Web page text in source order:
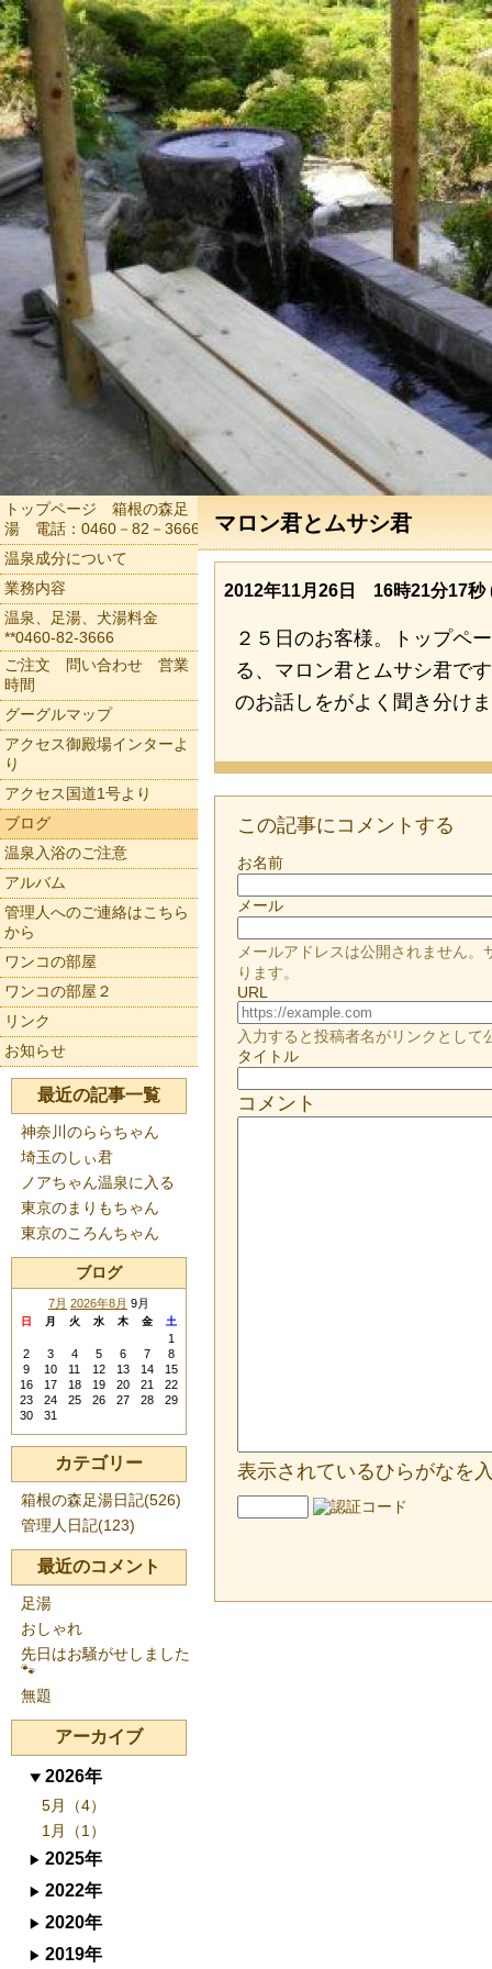
マロン君とムサシ君
2012年11月26日 16時21分17秒
２５日のお客様。トップペ
る、マロン君とムサシ君で
のお話しをがよく聞き分け
この記事にコメントする
お名前
メール
メールアドレスは公開されません
ります。
URL
入力すると投稿者名がリンクとして
タイトル
コメント
表示されているひらがなを
トップページ 箱根の森足
湯 電話：0460－82－3666
温泉成分について
業務内容
温泉、足湯、犬湯料金
**0460-82-3666
ご注文 問い合わせ 営業
時間
グーグルマップ
アクセス御殿場インターよ
り
アクセス国道1号より
ブログ
温泉入浴のご注意
アルバム
管理人へのご連絡はこちら
から
ワンコの部屋
ワンコの部屋２
リンク
お知らせ
最近の記事一覧
神奈川のららちゃん
埼玉のしぃ君
ノアちゃん温泉に入る
東京のまりもちゃん
東京のころんちゃん
ブログ
7月 2026年8月 9月
日 月 火 水 木 金 土
1
2
3 4 5 6 7
8
9
10 11 12 13 14
15
16
17 18 19 20 21
22
23
24 25 26 27 28
29
30
31
カテゴリー
箱根の森足湯日記(526)
管理人日記(123)
最近のコメント
足湯
おしゃれ
先日はお騒がせしました
🐾
無題
アーカイブ
2026年
5月（4）
1月（1）
2025年
2022年
2020年
2019年